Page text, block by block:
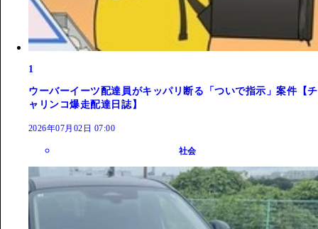
1
ウーバーイーツ配達員がキッパリ断る「ついで指示」案件【チ
ャリンコ爆走配達日誌】
2026年07月02日 07:00
社会